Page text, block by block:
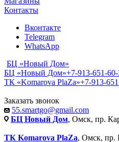
Контакты
Вконтакте
Telegram
WhatsApp
БЦ «Новый Дом»
БЦ «Новый Дом»+7-913-651-
ТК «Komarova PlaZa»+7-913-
Заказать звонок
55.smartgo@gmail.com
БЦ Новый Дом, Омск, пр.
ТК Komarova PlaZa, Омск, пр.